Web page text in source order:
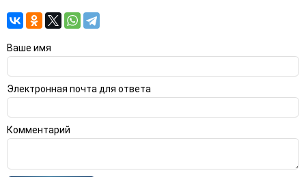
Ваше имя
Электронная почта для ответа
Комментарий